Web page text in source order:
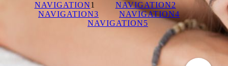
NAVIGATION1 NAVIGATION2
NAVIGATION3
NAVIGATION4
NAVIGATION5